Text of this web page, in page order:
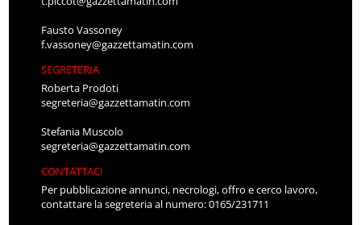
Fausto Vassoney
f.vassoney@gazzettamatin.com
SEGRETERIA
Roberta Prodoti
segreteria@gazzettamatin.com
Stefania Muscolo
segreteria@gazzettamatin.com
CONTATTACI
Per pubblicazione annunci, necrologi, offro e cerco lavoro,
contattare la segreteria al numero: 0165/231711